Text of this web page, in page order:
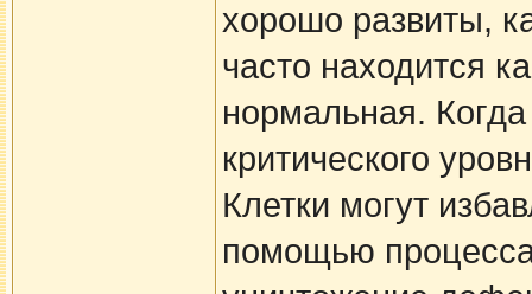
хорошо развиты,
часто находится
нормальная. Когда
критического
Клетки могут
помощью